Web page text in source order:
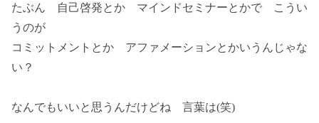
たぶん 自己啓発とか マインドセミナーとかで こうい
うのが
コミットメントとか アファメーションとかいうんじゃな
い？
なんでもいいと思うんだけどね 言葉は(笑)